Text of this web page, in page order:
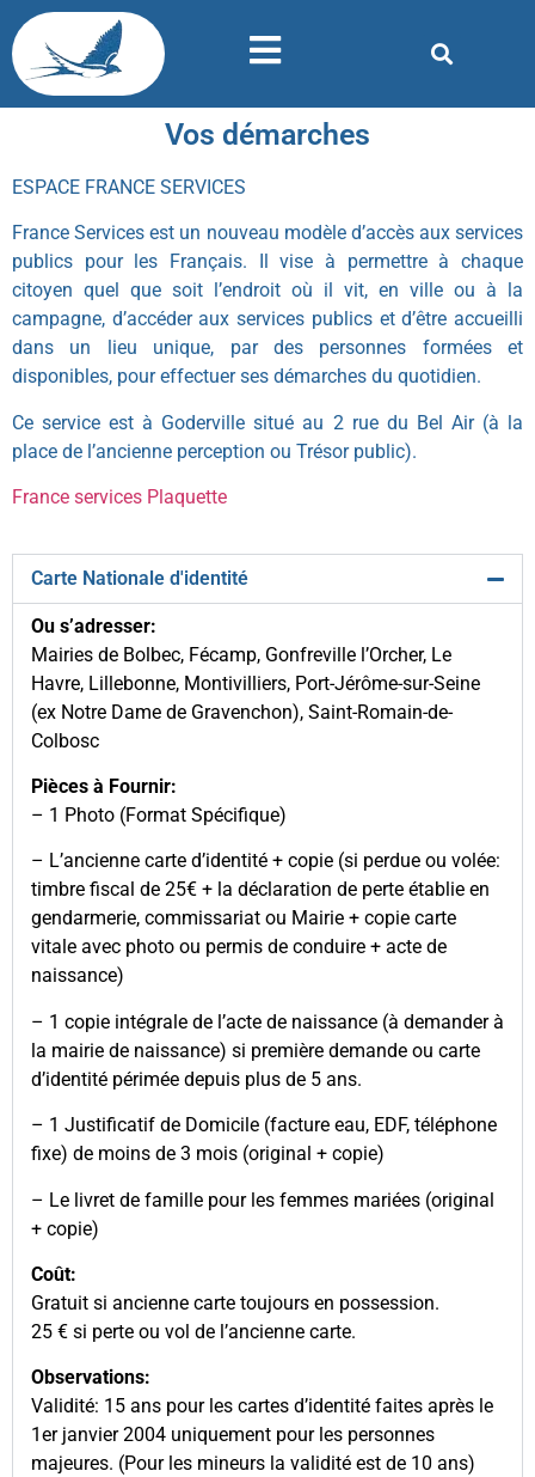
Vos démarches
ESPACE FRANCE SERVICES
France Services est un nouveau modèle d’accès aux services
publics pour les Français. Il vise à permettre à chaque
citoyen quel que soit l’endroit où il vit, en ville ou à la
campagne, d’accéder aux services publics et d’être accueilli
dans un lieu unique, par des personnes formées et
disponibles, pour effectuer ses démarches du quotidien.
Ce service est à Goderville situé au 2 rue du Bel Air (à la
place de l’ancienne perception ou Trésor public).
France services Plaquette
Carte Nationale d'identité
Ou s’adresser:
Mairies de Bolbec, Fécamp, Gonfreville l’Orcher, Le
Havre, Lillebonne, Montivilliers, Port-Jérôme-sur-Seine
(ex Notre Dame de Gravenchon), Saint-Romain-de-
Colbosc
Pièces à Fournir:
– 1 Photo (Format Spécifique)
– L’ancienne carte d’identité + copie (si perdue ou volée:
timbre fiscal de 25€ + la déclaration de perte établie en
gendarmerie, commissariat ou Mairie + copie carte
vitale avec photo ou permis de conduire + acte de
naissance)
– 1 copie intégrale de l’acte de naissance (à demander à
la mairie de naissance) si première demande ou carte
d’identité périmée depuis plus de 5 ans.
– 1 Justificatif de Domicile (facture eau, EDF, téléphone
fixe) de moins de 3 mois (original + copie)
– Le livret de famille pour les femmes mariées (original
+ copie)
Coût:
Gratuit si ancienne carte toujours en possession.
25 € si perte ou vol de l’ancienne carte.
Observations:
Validité: 15 ans pour les cartes d’identité faites après le
1er janvier 2004 uniquement pour les personnes
majeures. (Pour les mineurs la validité est de 10 ans)